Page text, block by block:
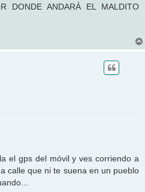
DONDE ANDARÁ EL MALDITO
el gps del móvil y ves corriendo a
calle que ni te suena en un pueblo